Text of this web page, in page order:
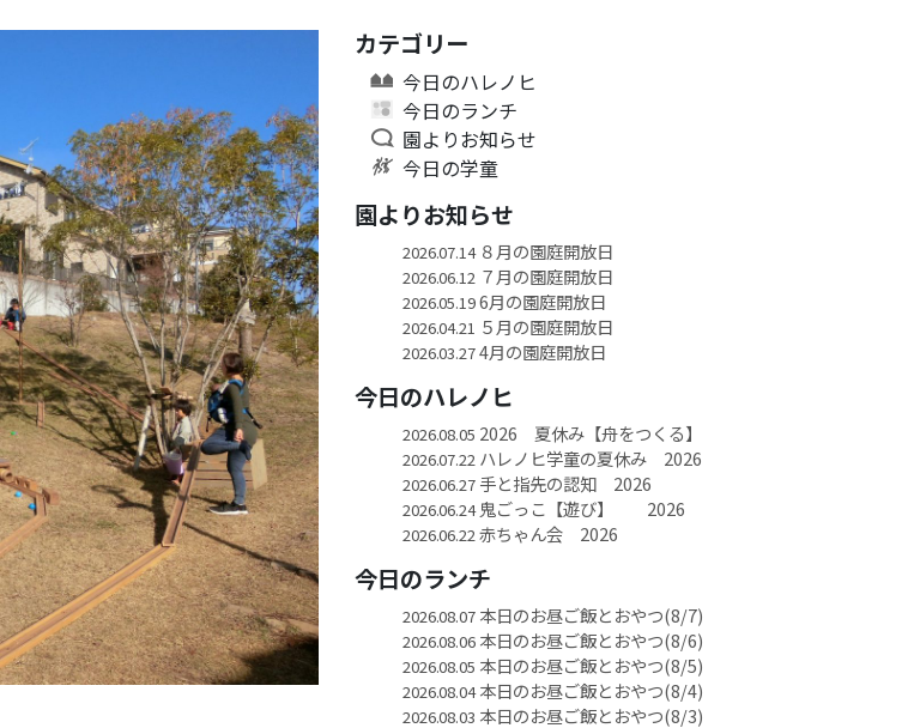
カテゴリー
今日のハレノヒ
今日のランチ
園よりお知らせ
今日の学童
園よりお知らせ
2026.07.14８月の園庭開放日
2026.06.12 ７月の園庭開放日
2026.05.196月の園庭開放日
2026.04.21 ５月の園庭開放日
2026.03.274月の園庭開放日
今日のハレノヒ
2026.08.05 2026 夏休み【舟をつくる】
2026.07.22 ハレノヒ学童の夏休み 2026
2026.06.27手と指先の認知 2026
2026.06.24鬼ごっこ【遊び】 2026
2026.06.22 赤ちゃん会 2026
今日のランチ
2026.08.07本日のお昼ご飯とおやつ(8/7)
2026.08.06本日のお昼ご飯とおやつ(8/6)
2026.08.05 本日のお昼ご飯とおやつ(8/5)
2026.08.04本日のお昼ご飯とおやつ(8/4)
2026.08.03 本日のお昼ご飯とおやつ(8/3)